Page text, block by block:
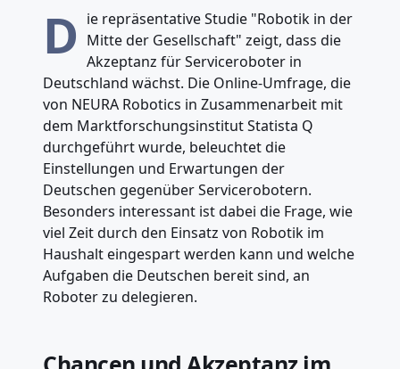
D ie repräsentative Studie "Robotik in der
Mitte der Gesellschaft" zeigt, dass die
Akzeptanz für Serviceroboter in
Deutschland wächst. Die Online-Umfrage, die
von NEURA Robotics in Zusammenarbeit mit
dem Marktforschungsinstitut Statista Q
durchgeführt wurde, beleuchtet die
Einstellungen und Erwartungen der
Deutschen gegenüber Servicerobotern.
Besonders interessant ist dabei die Frage, wie
viel Zeit durch den Einsatz von Robotik im
Haushalt eingespart werden kann und welche
Aufgaben die Deutschen bereit sind, an
Roboter zu delegieren.